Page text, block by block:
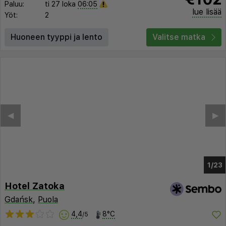
Paluu: ti 27 loka 06:05
Yöt:
2 lue lisää
Huoneen tyyppi ja lento Valitse matka
1/17
▶︎
◀︎
Hotel Zatoka
Gdańsk, Puola
4,4/5 8°C